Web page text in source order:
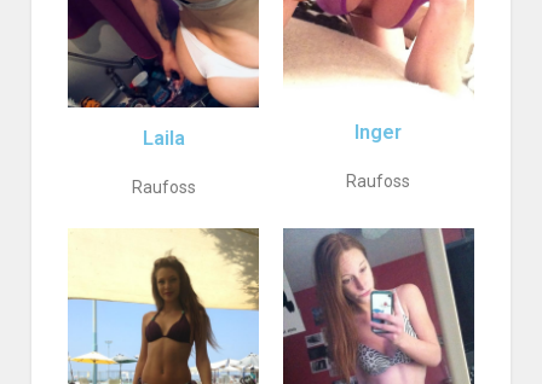
Laila
Raufoss
Inger
Raufoss